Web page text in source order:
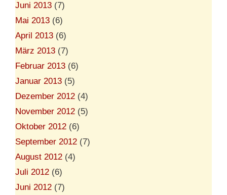
Juni 2013 (7)
Mai 2013 (6)
April 2013 (6)
März 2013 (7)
Februar 2013 (6)
Januar 2013 (5)
Dezember 2012 (4)
November 2012 (5)
Oktober 2012 (6)
September 2012 (7)
August 2012 (4)
Juli 2012 (6)
Juni 2012 (7)